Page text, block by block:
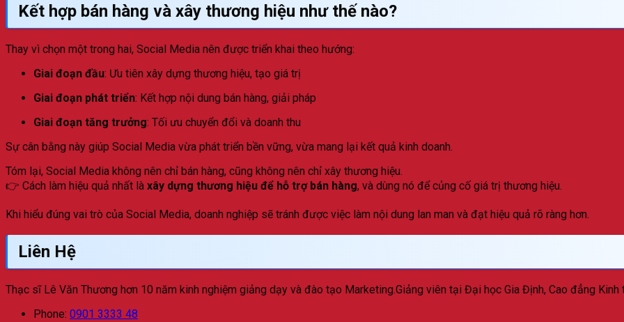
Kết hợp bán hàng và xây thương hiệu như thế nào?
Thay vì chọn một trong hai, Social Media nên được triển khai theo hướng:
Giai đoạn đầu: Ưu tiên xây dựng thương hiệu, tạo giá trị
Giai đoạn phát triển: Kết hợp nội dung bán hàng, giải pháp
Giai đoạn tăng trưởng: Tối ưu chuyển đổi và doanh thu
Sự cân bằng này giúp Social Media vừa phát triển bền vững, vừa mang lại kết quả kinh doanh.
Tóm lại, Social Media không nên chỉ bán hàng, cũng không nên chỉ xây thương hiệu.
👉 Cách làm hiệu quả nhất là xây dựng thương hiệu để hỗ trợ bán hàng, và dùng nó để củng cố giá trị thương hiệu.
Khi hiểu đúng vai trò của Social Media, doanh nghiệp sẽ tránh được việc làm nội dung lan man và đạt hiệu quả rõ ràng hơn.
Liên Hệ
Thạc sĩ Lê Văn Thương hơn 10 năm kinh nghiệm giảng dạy và đào tạo Marketing.Giảng viên tại Đại học Gia Định, Cao đẳng
Phone: 0901 3333 48